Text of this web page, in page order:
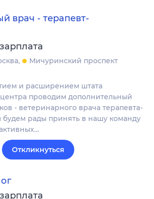
врач - терапевт-
Мичуринский проспект
и расширением штата
проводим дополнительный
- ветеринарного врача терапевта-
рады принять в нашу команду
Откликнуться